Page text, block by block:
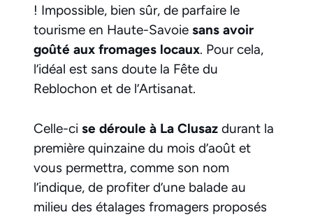
! Impossible, bien sûr, de parfaire le
tourisme en Haute-Savoie sans avoir
goûté aux fromages locaux. Pour cela,
l’idéal est sans doute la Fête du
Reblochon et de l’Artisanat.
Celle-ci se déroule à La Clusaz durant la
première quinzaine du mois d’août et
vous permettra, comme son nom
l’indique, de profiter d’une balade au
milieu des étalages fromagers proposés